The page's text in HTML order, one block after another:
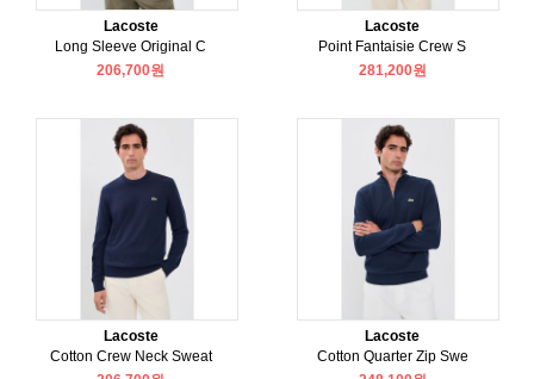
Lacoste
Long Sleeve Original C
206,700원
Lacoste
Point Fantaisie Crew S
281,200원
Lacoste
Cotton Crew Neck Sweat
Lacoste
Cotton Quarter Zip Swe